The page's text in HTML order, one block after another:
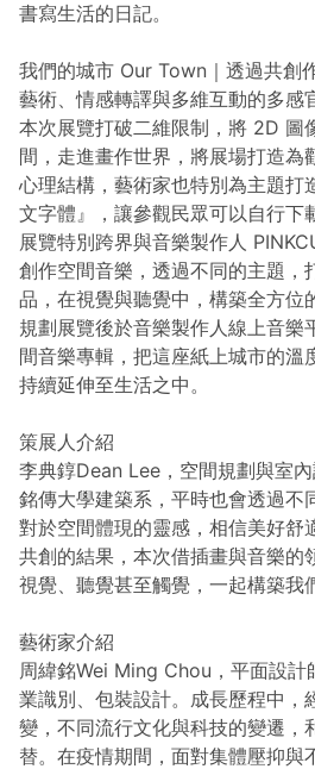
書寫生活的日記。
我們的城市 Our Town｜透過共創
藝術、情感轉譯與多維互動的多感
本次展覽打破二維限制，將 2D 圖
間，走進畫作世界，將展場打造為
心理結構，藝術家也特別為主題打
文字體』，讓參觀民眾可以自行下
展覽特別跨界與音樂製作人
創作空間音樂，透過不同的主題，
品，在視覺與聽覺中，構築全方位
規劃展覽後於音樂製作人線上音樂
間音樂專輯，把這座紙上城市的溫
持續延伸至生活之中。
策展人介紹
李典錞Dean Lee，空間規劃與室
銘傳大學建築系，平時也會透過不
對於空間體現的靈感，相信美好舒
共創的結果，本次借插畫與音樂的
視覺、聽覺甚至觸覺，一起構築我
藝術家介紹
周緯銘Wei Ming Chou，平面設計
業識別、包裝設計。成長歷程中，
變，不同流行文化與科技的變遷，
替。在疫情期間，面對集體壓抑與